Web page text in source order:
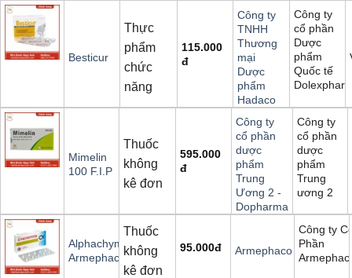
Besticur
Thực
phẩm
chức
năng
115.000
đ
Công ty
TNHH
Thương
mại
Dược
phẩm
Hadaco
Công ty
cổ phần
Dược
phẩm
Quốc tế
Dolexphar
Mimelin
100 F.I.P
Thuốc
không
kê đơn
595.000
đ
Công ty
cổ phần
dược
phẩm
Trung
Ương 2 -
Dopharma
Công ty
cổ phần
dược
phẩm
Trung
ương 2
Alphachymotrypsin
Armephaco
Thuốc
không
kê đơn
95.000đ Armephaco
Công ty
Phần